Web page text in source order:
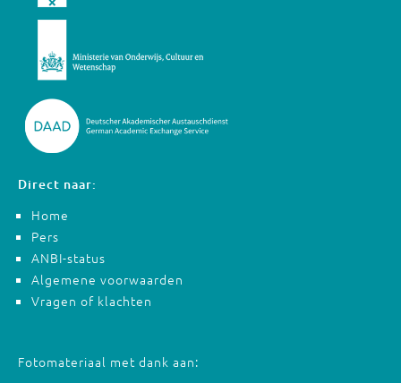
Direct naar:
Home
Pers
ANBI-status
Algemene voorwaarden
Vragen of klachten
Fotomateriaal met dank aan: